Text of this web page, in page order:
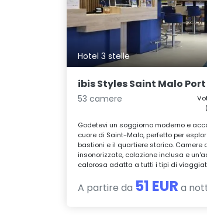
Hotel 3 stelle
ibis Styles Saint Malo Port
53 camere
Godetevi un soggiorno moderno e
cuore di Saint-Malo, perfetto per
bastioni e il quartiere storico. Camere
insonorizzate, colazione inclusa e
calorosa adatta a tutti i tipi di
A partire da 51 EUR a